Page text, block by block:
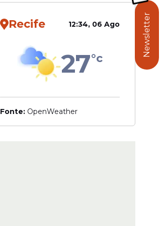
Recife 12:34, 06 Ago
27°c
Fonte: OpenWeather
Newsletter